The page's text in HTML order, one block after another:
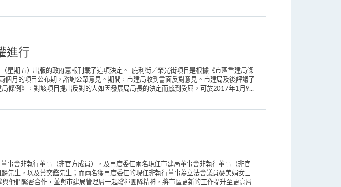
進行
星期五）出版的政府憲報刊載了這項決定。 庇利街／榮光街項目是根據《市區重建局條
月的項目公布期，諮詢公眾意見。期間，市建局收到書面反對意見。市建局及後評議了
例》，對該項目提出反對的人如因發展局局長的決定而感到受屈，可於2017年1月9...
會非執行董事（非官方成員），及再度委任兩名現任市建局董事會非執行董事（非官
先生，以及黃奕鑑先生；而兩名獲再度委任的現任非執行董事為立法會議員麥美娟女士
他們緊密合作，並與市建局管理層一起發揮團隊精神，將市區更新的工作提升至更高層...